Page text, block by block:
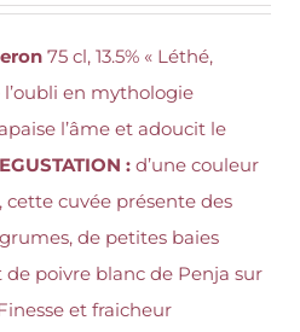
75 cl, 13.5% « Léthé,
en mythologie
l’âme et adoucit le
:d’une couleur
cette cuvée présente des
de petites baies
de poivre blanc de Penja sur
et fraicheur